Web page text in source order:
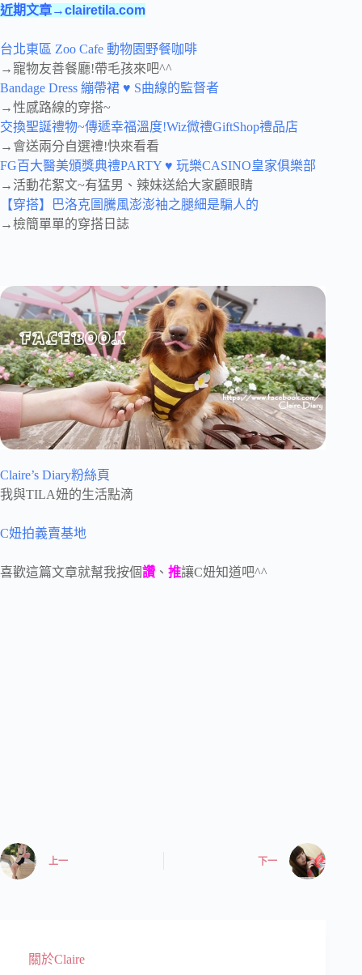
近期文章→clairetila.com
台北東區 Zoo Cafe 動物園野餐咖啡
→寵物友善餐廳!帶毛孩來吧^^
Bandage Dress 繃帶裙 ♥ S曲線的監督者
→性感路線的穿搭~
交換聖誕禮物~傳遞幸福溫度!Wiz微禮GiftShop禮品店
→會送兩分自選禮!快來看看
FG百大醫美頒獎典禮PARTY ♥ 玩樂CASINO皇家俱樂部
→活動花絮文~有猛男、辣妹送給大家顧眼睛
【穿搭】巴洛克圖騰風澎澎袖之腿細是騙人的
→檢簡單單的穿搭日誌
Claire’s Diary粉絲頁
我與TILA妞的生活點滴
C妞拍義賣基地
喜歡這篇文章就幫我按個讚 、 推讓C妞知道吧^^
上一 下一
關於Claire